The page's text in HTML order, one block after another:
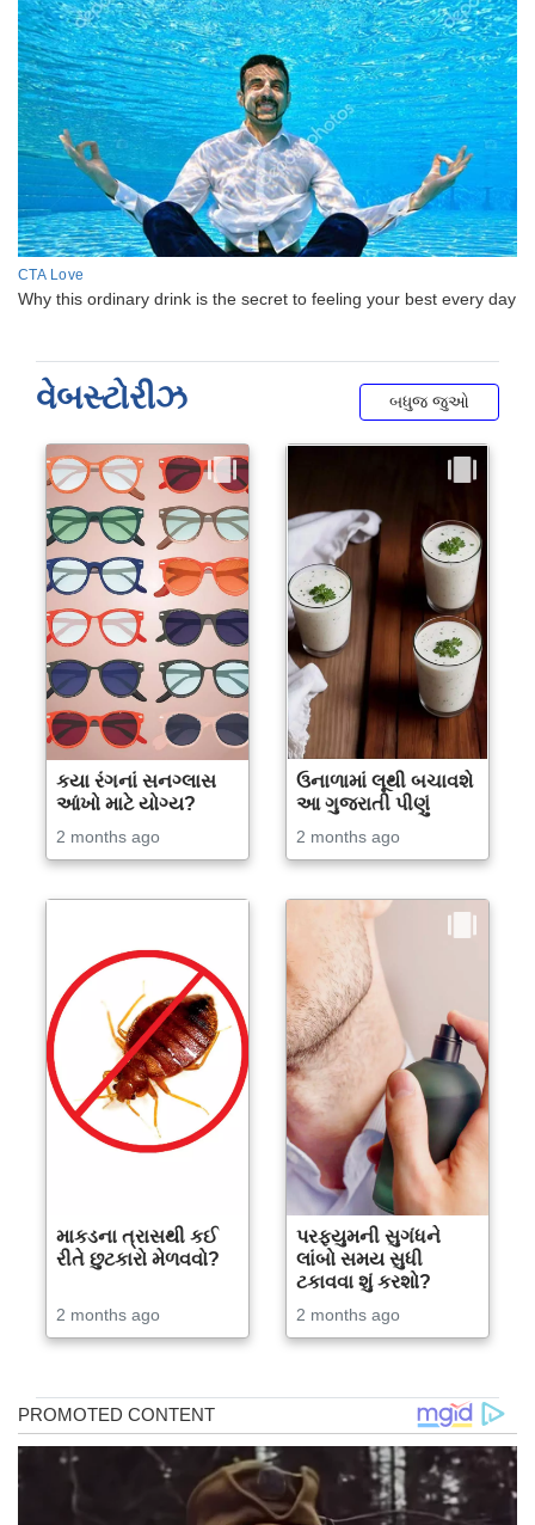
વેબસ્ટોરીઝ બધુજ જુઓ
કયા રંગનાં સનગ્લાસ
આંખો માટે યોગ્ય?
2 months ago
ઉનાળામાં લૂથી બચાવશે
આ ગુજરાતી પીણું
2 months ago
માકડના ત્રાસથી કઈ
રીતે છુટકારો મેળવવો?
2 months ago
પરફ્યુમની સુગંધને
લાંબો સમય સુધી
ટકાવવા શું કરશો?
2 months ago